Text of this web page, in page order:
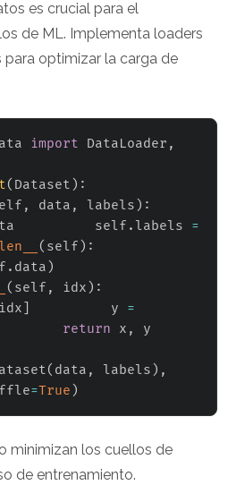
es crucial para el
de ML. Implementa loaders
optimizar la carga de
import DataLoader ,
( Dataset ) :
, data , labels ) :
self . labels =
( self ) :
. data )
( self , idx ) :
idx
          y
=
return x ,
y
( data , labels ) ,
=True )
minimizan los cuellos de
de entrenamiento.